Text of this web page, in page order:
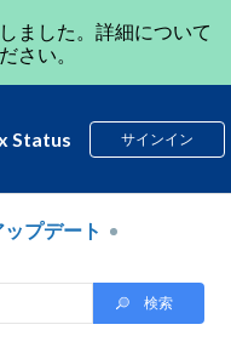
ました。詳細について
さい。
Status サインイン
プデート